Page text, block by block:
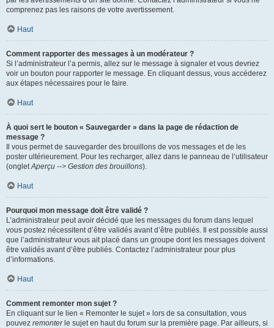
comprenez pas les raisons de votre avertissement.
Haut
Comment rapporter des messages à un modérateur ?
Si l’administrateur l’a permis, allez sur le message à signaler et vous devriez
voir un bouton pour rapporter le message. En cliquant dessus, vous accéderez
aux étapes nécessaires pour le faire.
Haut
À quoi sert le bouton « Sauvegarder » dans la page de rédaction de
message ?
Il vous permet de sauvegarder des brouillons de vos messages et de les
poster ultérieurement. Pour les recharger, allez dans le panneau de l’utilisateur
(ongletAperçu --> Gestion des brouillons).
Haut
Pourquoi mon message doit être validé ?
L’administrateur peut avoir décidé que les messages du forum dans lequel
vous postez nécessitent d’être validés avant d’être publiés. Il est possible aussi
que l’administrateur vous ait placé dans un groupe dont les messages doivent
être validés avant d’être publiés. Contactez l’administrateur pour plus
d’informations.
Haut
Comment remonter mon sujet ?
En cliquant sur le lien « Remonter le sujet » lors de sa consultation, vous
pouvez remonterle sujet en haut du forum sur la première page. Par ailleurs, si